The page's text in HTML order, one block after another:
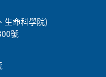
生命科學院)
號